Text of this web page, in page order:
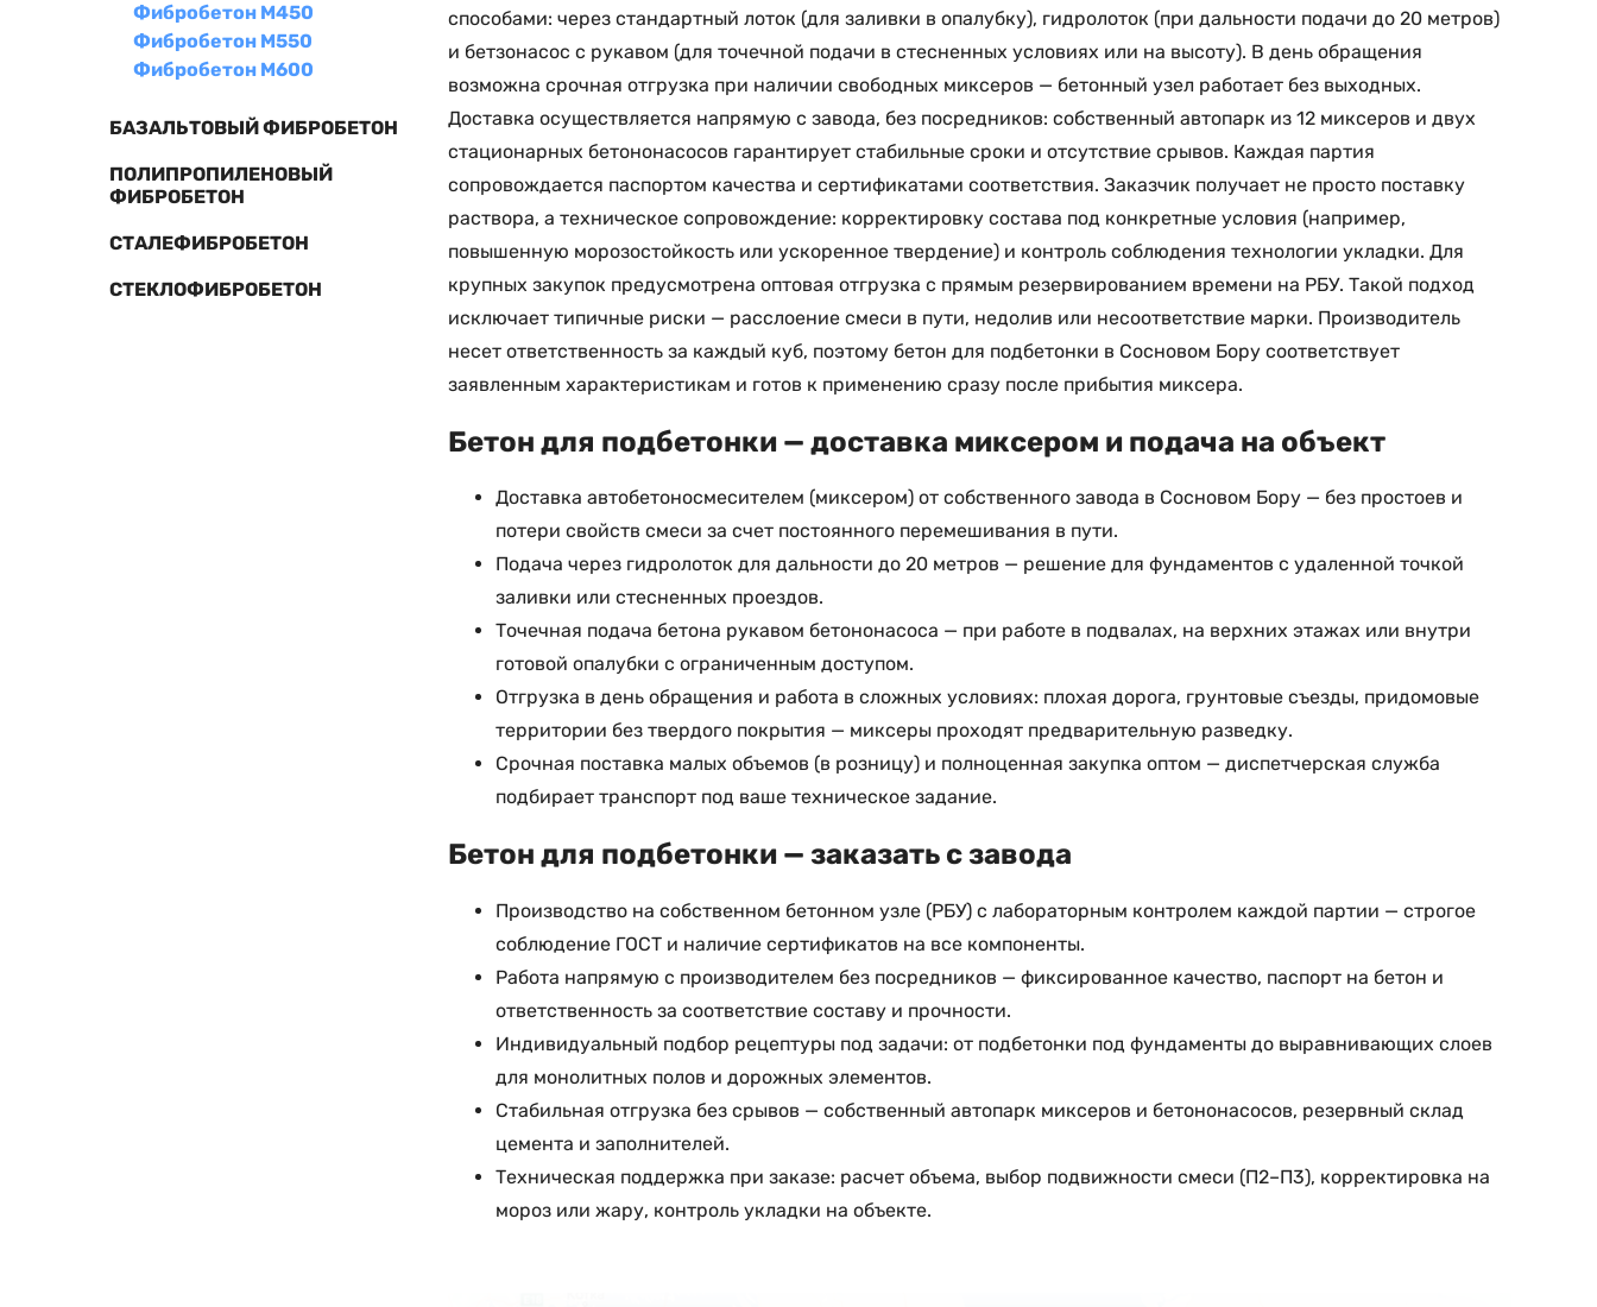
Фибробетон М450
Фибробетон М550
Фибробетон М600
БАЗАЛЬТОВЫЙ ФИБРОБЕТОН
ПОЛИПРОПИЛЕНОВЫЙ
ФИБРОБЕТОН
СТАЛЕФИБРОБЕТОН
СТЕКЛОФИБРОБЕТОН
способами: через стандартный лоток (для заливки в опалубку), гидролоток (при дальности подачи до 20 метров)
и бетзонасос с рукавом (для точечной подачи в стесненных условиях или на высоту). В день обращения
возможна срочная отгрузка при наличии свободных миксеров — бетонный узел работает без выходных.
Доставка осуществляется напрямую с завода, без посредников: собственный автопарк из 12 миксеров и двух
стационарных бетононасосов гарантирует стабильные сроки и отсутствие срывов. Каждая партия
сопровождается паспортом качества и сертификатами соответствия. Заказчик получает не просто поставку
раствора, а техническое сопровождение: корректировку состава под конкретные условия (например,
повышенную морозостойкость или ускоренное твердение) и контроль соблюдения технологии укладки. Для
крупных закупок предусмотрена оптовая отгрузка с прямым резервированием времени на РБУ. Такой подход
исключает типичные риски — расслоение смеси в пути, недолив или несоответствие марки. Производитель
несет ответственность за каждый куб, поэтому бетон для подбетонки в Сосновом Бору соответствует
заявленным характеристикам и готов к применению сразу после прибытия миксера.
Бетон для подбетонки — доставка миксером и подача на объект
Доставка автобетоносмесителем (миксером) от собственного завода в Сосновом Бору — без простоев и
потери свойств смеси за счет постоянного перемешивания в пути.
Подача через гидролоток для дальности до 20 метров — решение для фундаментов с удаленной точкой
заливки или стесненных проездов.
Точечная подача бетона рукавом бетононасоса — при работе в подвалах, на верхних этажах или внутри
готовой опалубки с ограниченным доступом.
Отгрузка в день обращения и работа в сложных условиях: плохая дорога, грунтовые съезды, придомовые
территории без твердого покрытия — миксеры проходят предварительную разведку.
Срочная поставка малых объемов (в розницу) и полноценная закупка оптом — диспетчерская служба
подбирает транспорт под ваше техническое задание.
Бетон для подбетонки — заказать с завода
Производство на собственном бетонном узле (РБУ) с лабораторным контролем каждой партии — строгое
соблюдение ГОСТ и наличие сертификатов на все компоненты.
Работа напрямую с производителем без посредников — фиксированное качество, паспорт на бетон и
ответственность за соответствие составу и прочности.
Индивидуальный подбор рецептуры под задачи: от подбетонки под фундаменты до выравнивающих слоев
для монолитных полов и дорожных элементов.
Стабильная отгрузка без срывов — собственный автопарк миксеров и бетононасосов, резервный склад
цемента и заполнителей.
Техническая поддержка при заказе: расчет объема, выбор подвижности смеси (П2–П3), корректировка на
мороз или жару, контроль укладки на объекте.